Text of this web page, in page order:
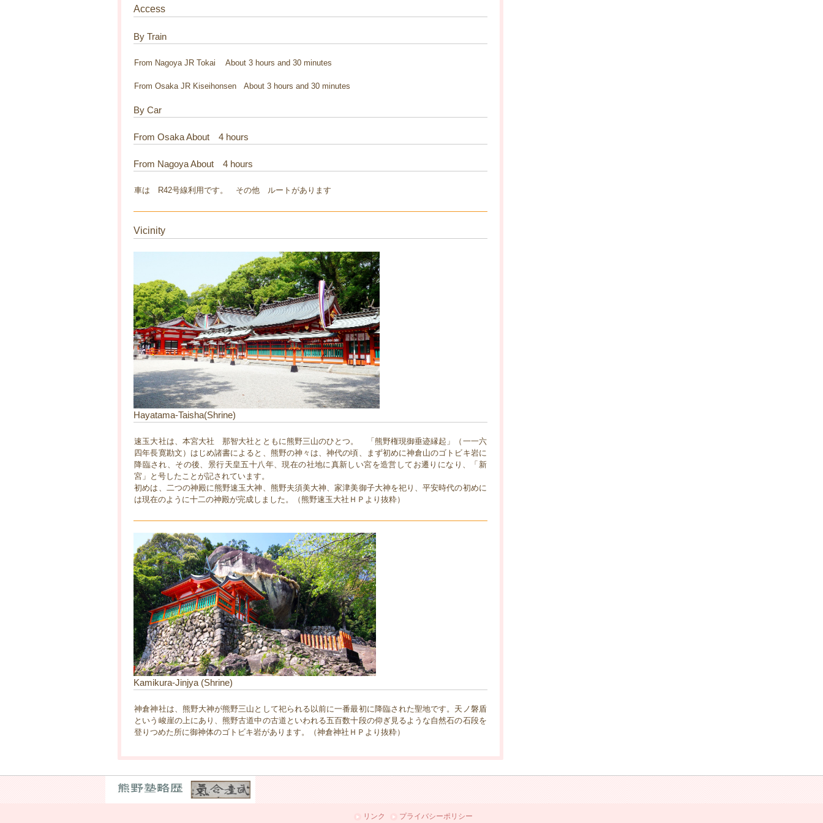
Access
By Train
From Nagoya JR Tokai About 3 hours and 30 minutes
From Osaka JR Kiseihonsen About 3 hours and 30 minutes
By Car
From Osaka About 4 hours
From Nagoya About 4 hours
車は R42号線利用です。 その他 ルートがあります
Vicinity
Hayatama-Taisha(Shrine)
速玉大社は、本宮大社 那智大社とともに熊野三山のひとつ。 「熊野権現御垂迹縁起」（一一六
四年長寛勘文）はじめ諸書によると、熊野の神々は、神代の頃、まず初めに神倉山のゴトビキ岩に
降臨され、その後、景行天皇五十八年、現在の社地に真新しい宮を造営してお遷りになり、「新
宮」と号したことが記されています。
初めは、二つの神殿に熊野速玉大神、熊野夫須美大神、家津美御子大神を祀り、平安時代の初めに
は現在のように十二の神殿が完成しました。（熊野速玉大社ＨＰより抜粋）
Kamikura-Jinjya (Shrine)
神倉神社は、熊野大神が熊野三山として祀られる以前に一番最初に降臨された聖地です。天ノ磐盾
という峻崖の上にあり、熊野古道中の古道といわれる五百数十段の仰ぎ見るような自然石の石段を
登りつめた所に御神体のゴトビキ岩があります。（神倉神社ＨＰより抜粋）
リンク プライバシーポリシー